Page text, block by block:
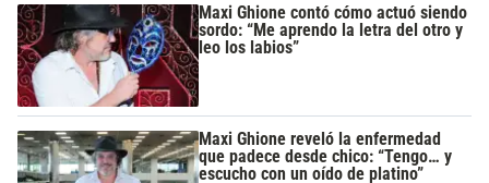
Maxi Ghione contó cómo actuó siendo
sordo: “Me aprendo la letra del otro y
leo los labios”
Maxi Ghione reveló la enfermedad
que padece desde chico: “Tengo… y
escucho con un oído de platino”